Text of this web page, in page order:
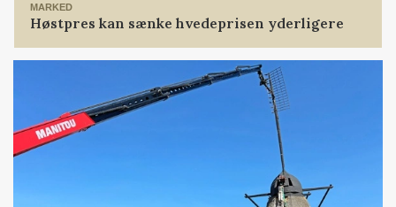
MARKED
Høstpres kan sænke hvedeprisen yderligere